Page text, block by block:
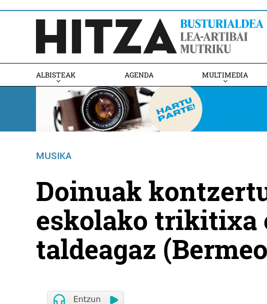
ALBISTEAK AGENDA MULTIMEDIA
MUSIKA
Doinuak
eskolako trikitixa
taldeagaz